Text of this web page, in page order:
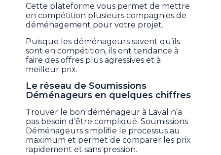
Cette plateforme vous permet de mettre
en compétition plusieurs compagnies de
déménagement pour votre projet.
Puisque les déménageurs savent qu’ils
sont en compétition, ils ont tendance à
faire des offres plus agressives et à
meilleur prix.
Le réseau de Soumissions
Déménageurs en quelques chiffres
Trouver le bon déménageur à Laval n’a
pas besoin d’être compliqué. Soumissions
Déménageurs simplifie le processus au
maximum et permet de comparer les prix
rapidement et sans pression.